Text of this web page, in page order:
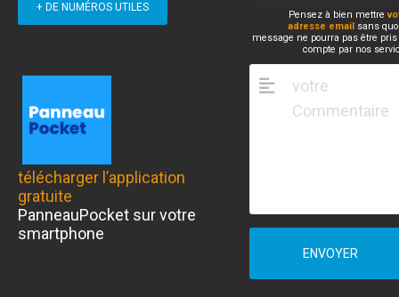
+ DE NUMÉROS UTILES
télécharger l’application
gratuite
PanneauPocket sur votre
smartphone
Pensez à bien mettre
adresse email sans
message ne pourra pas être
compte par nos
ENVOYER